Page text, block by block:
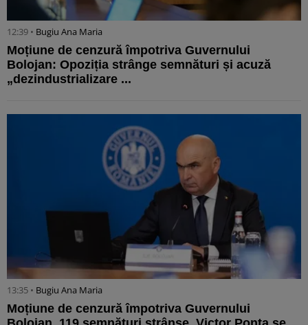
12:39 • Bugiu ⁠Ana Maria
Moțiune de cenzură împotriva Guvernului
Bolojan: Opoziția strânge semnături și acuză
„dezindustrializare ...
13:35 • Bugiu ⁠Ana Maria
Moțiune de cenzură împotriva Guvernului